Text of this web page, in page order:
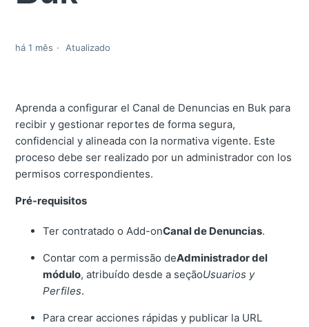
há 1 mês Atualizado
Aprenda a configurar el Canal de Denuncias en Buk para
recibir y gestionar reportes de forma segura,
confidencial y alineada con la normativa vigente. Este
proceso debe ser realizado por un administrador con los
permisos correspondientes.
Pré-requisitos
Ter contratado o Add-onCanal de Denuncias.
Contar com a permissão deAdministrador del
módulo, atribuído desde a seçãoUsuarios y
Perfiles.
Para crear acciones rápidas y publicar la URL